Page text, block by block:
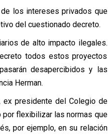
los intereses privados que
del cuestionado decreto.
de alto impacto ilegales.
todos estos proyectos
desapercibidos y las
Herman.
ex presidente del Colegio de
flexibilizar las normas que
por ejemplo, en su relación